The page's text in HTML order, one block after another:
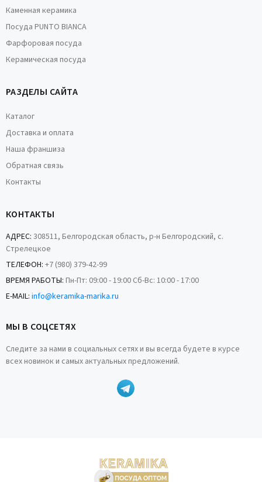
Каменная керамика
Посуда PUNTO BIANCA
Фарфоровая посуда
Керамическая посуда
РАЗДЕЛЫ САЙТА
Каталог
Доставка и оплата
Наша франшиза
Обратная связь
Контакты
КОНТАКТЫ
АДРЕС: 308511, Белгородская область, р-н Белгородский, с.
Стрелецкое
ТЕЛЕФОН: +7 (980) 379-42-99
ВРЕМЯ РАБОТЫ: Пн-Пт: 09:00 - 19:00 Сб-Вс: 10:00 - 17:00
E-MAIL: info@keramika-marika.ru
МЫ В СОЦСЕТЯХ
Следите за нами в социальных сетях и вы всегда будете в курсе
всех новинок и самых актуальных предложений.